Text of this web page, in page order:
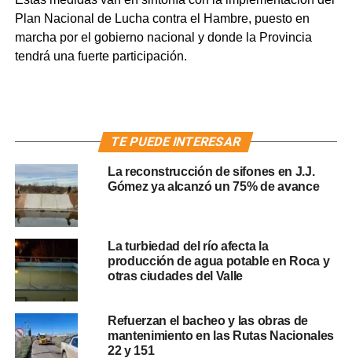
Plan Nacional de Lucha contra el Hambre, puesto en
marcha por el gobierno nacional y donde la Provincia
tendrá una fuerte participación.
TE PUEDE INTERESAR
La reconstrucción de sifones en J.J.
Gómez ya alcanzó un 75% de avance
La turbiedad del río afecta la
producción de agua potable en Roca y
otras ciudades del Valle
Refuerzan el bacheo y las obras de
mantenimiento en las Rutas Nacionales
22 y 151